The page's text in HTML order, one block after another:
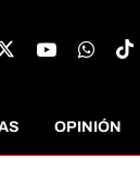
OPINIÓN